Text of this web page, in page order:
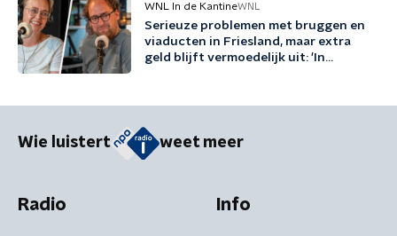
WNL In de KantineWNL
Serieuze problemen met bruggen en
viaducten in Friesland, maar extra
geld blijft vermoedelijk uit: 'In
Wie luistert weet meer
Radio Info